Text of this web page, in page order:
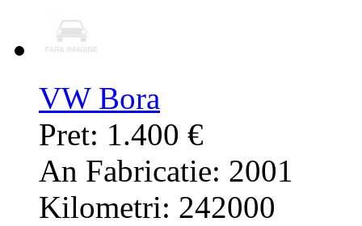
VW Bora
Pret: 1.400 €
An Fabricatie: 2001
Kilometri: 242000